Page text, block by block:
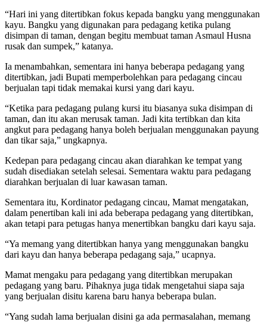
“Hari ini yang ditertibkan fokus kepada bangku yang menggunakan
kayu. Bangku yang digunakan para pedagang ketika pulang
disimpan di taman, dengan begitu membuat taman Asmaul Husna
rusak dan sumpek,” katanya.
Ia menambahkan, sementara ini hanya beberapa pedagang yang
ditertibkan, jadi Bupati memperbolehkan para pedagang cincau
berjualan tapi tidak memakai kursi yang dari kayu.
“Ketika para pedagang pulang kursi itu biasanya suka disimpan di
taman, dan itu akan merusak taman. Jadi kita tertibkan dan kita
angkut para pedagang hanya boleh berjualan menggunakan payung
dan tikar saja,” ungkapnya.
Kedepan para pedagang cincau akan diarahkan ke tempat yang
sudah disediakan setelah selesai. Sementara waktu para pedagang
diarahkan berjualan di luar kawasan taman.
Sementara itu, Kordinator pedagang cincau, Mamat mengatakan,
dalam penertiban kali ini ada beberapa pedagang yang ditertibkan,
akan tetapi para petugas hanya menertibkan bangku dari kayu saja.
“Ya memang yang ditertibkan hanya yang menggunakan bangku
dari kayu dan hanya beberapa pedagang saja,” ucapnya.
Mamat mengaku para pedagang yang ditertibkan merupakan
pedagang yang baru. Pihaknya juga tidak mengetahui siapa saja
yang berjualan disitu karena baru hanya beberapa bulan.
“Yang sudah lama berjualan disini ga ada permasalahan, memang